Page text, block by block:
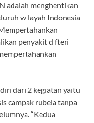
adalah menghentikan
wilayah Indonesia
penyakit difteri
dari 2 kegiatan yaitu
campak rubela tanpa
“Kedua